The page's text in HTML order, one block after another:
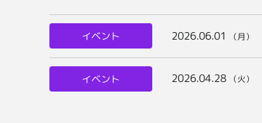
イベント 2026.06.01 （月）
イベント 2026.04.28 （火）